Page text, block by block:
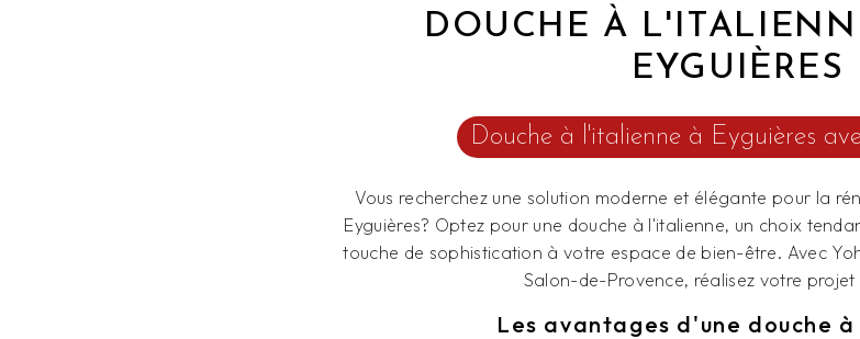
DOUCHE À
EYGUIÈRES
Douche à l'italienne à Eyguières
Vous recherchez une solution moderne et élégante pour la
Eyguières? Optez pour une douche à l'italienne, un choix
touche de sophistication à votre espace de bien-être. Avec
Salon-de-Provence, réalisez votre projet
Les avantages d'une douche